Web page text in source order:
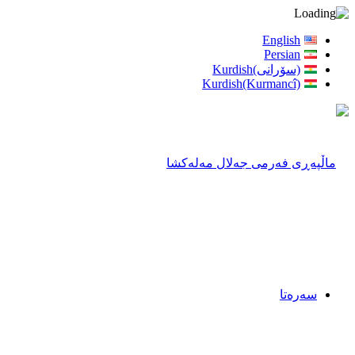
English
Persian
(سۆرانی)Kurdish
Kurdish(Kurmancî)
سەرەتا